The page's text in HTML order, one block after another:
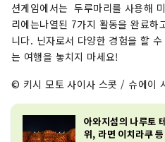
션게임에서는 두루마리를 사용해
리에는나열된 7가지 활동을 완료
니다. 닌자로서 다양한 경험을 할
는 여행을 놓치지 마세요!
© 키시 모토 사이사 스콧 / 슈에이
아와지섬의 나루토
위, 라면 이치라쿠